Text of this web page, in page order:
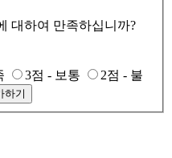
대하여 만족하십니까?
3점 - 보통
2점 - 불
하기